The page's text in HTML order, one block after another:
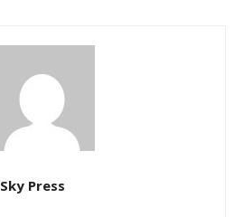
Sky Press